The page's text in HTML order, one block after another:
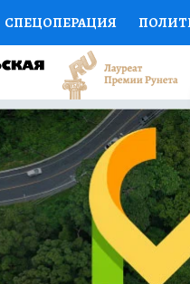
СПЕЦОПЕРАЦИЯ
НАУКА СПОРТ
ДОКТОР ФИНАНСЫ
ПРОГНОЗЫ НА СПОРТ
ТЕСТЫ НОВОЕ НА